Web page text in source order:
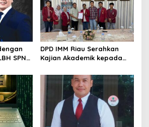
SPN
DPD IMM Riau Serahkan
Kajian Akademik kepada
Keadilan bagi Provinsi Riau